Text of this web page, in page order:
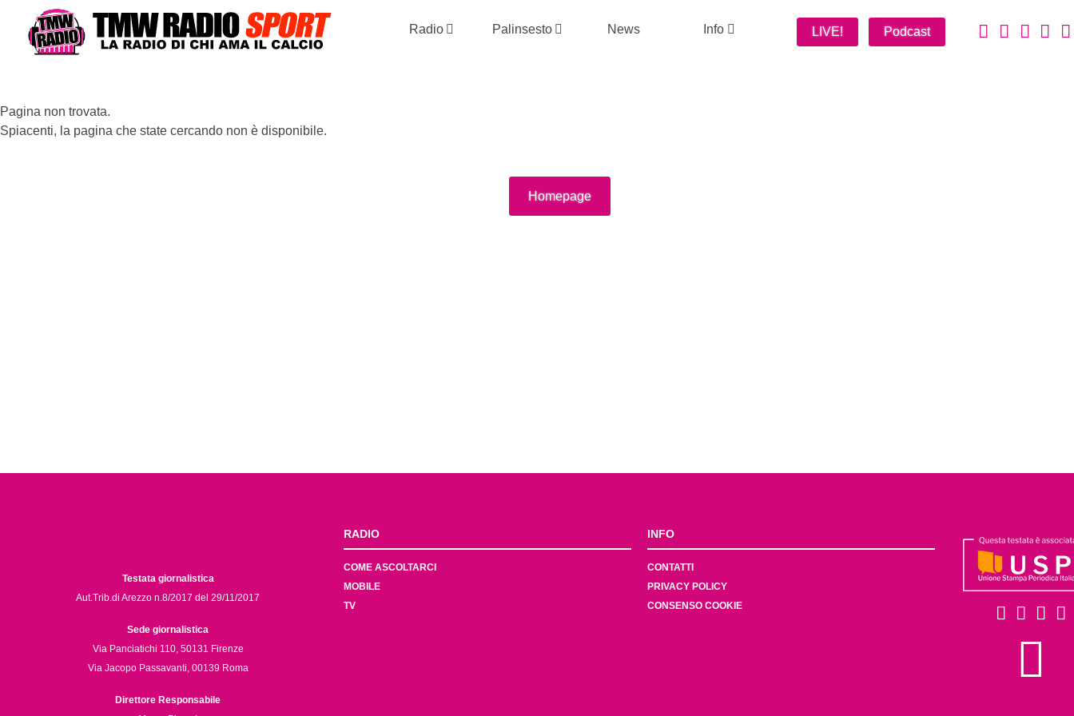
Radio Palinsesto News Info LIVE! Podcast
Pagina non trovata.
Spiacenti, la pagina che state cercando non è disponibile.
Homepage
Testata giornalistica
Aut.Trib.di Arezzo n.8/2017 del 29/11/2017
Sede giornalistica
Via Panciatichi 110, 50131 Firenze
Via Jacopo Passavanti, 00139 Roma
Direttore Responsabile
RADIO
COME ASCOLTARCI
MOBILE
TV
INFO
CONTATTI
PRIVACY POLICY
CONSENSO COOKIE